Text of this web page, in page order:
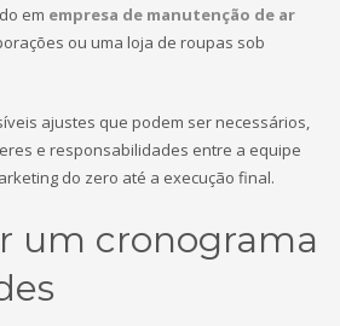
em empresa de manutenção de ar
ou uma loja de roupas sob
ajustes que podem ser necessários,
e responsabilidades entre a equipe
do zero até a execução final.
um cronograma